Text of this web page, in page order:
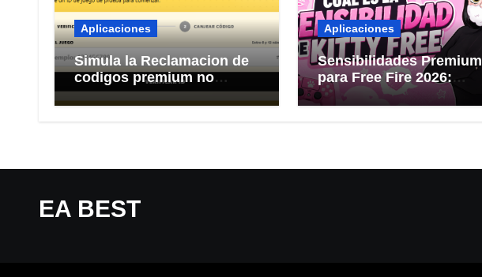
Aplicaciones
Simula la Reclamacion de
codigos premium no
oficiales
Aplicaciones
Sensibilidades Premium
para Free Fire 2026:
configuraciones para
pegar rojo KITTY FREE
EA BEST